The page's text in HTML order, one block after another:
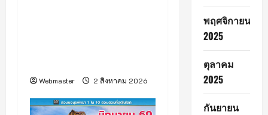
Webmaster 2 สิงหาคม 2026
พฤศจิกายน
2025
ตุลาคม
2025
กันยายน